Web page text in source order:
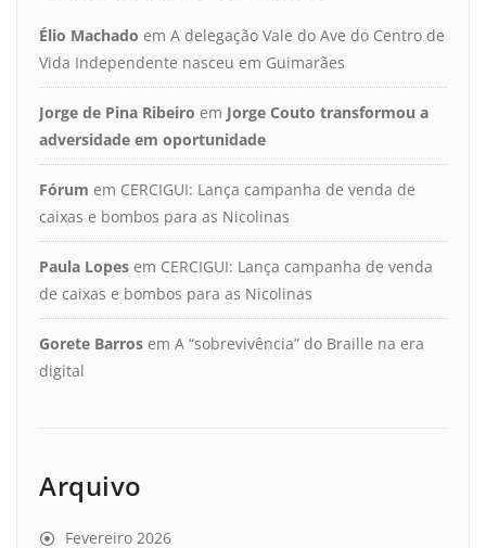
Élio Machado em A delegação Vale do Ave do Centro de
Vida Independente nasceu em Guimarães
Jorge de Pina Ribeiro em Jorge Couto transformou a
adversidade em oportunidade
Fórum em CERCIGUI: Lança campanha de venda de
caixas e bombos para as Nicolinas
Paula Lopes em CERCIGUI: Lança campanha de venda
de caixas e bombos para as Nicolinas
Gorete Barros em A “sobrevivência” do Braille na era
digital
Arquivo
Fevereiro 2026